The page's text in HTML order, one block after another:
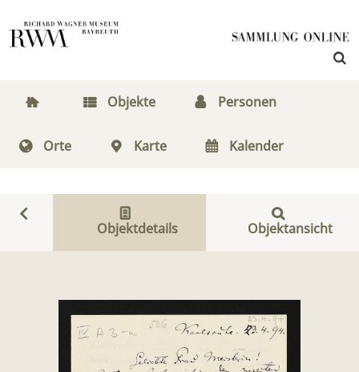
Objekte Personen
Orte Karte Kalender
Objektdetails Objektansicht